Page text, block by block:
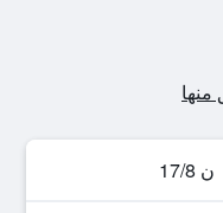
ن 17/8